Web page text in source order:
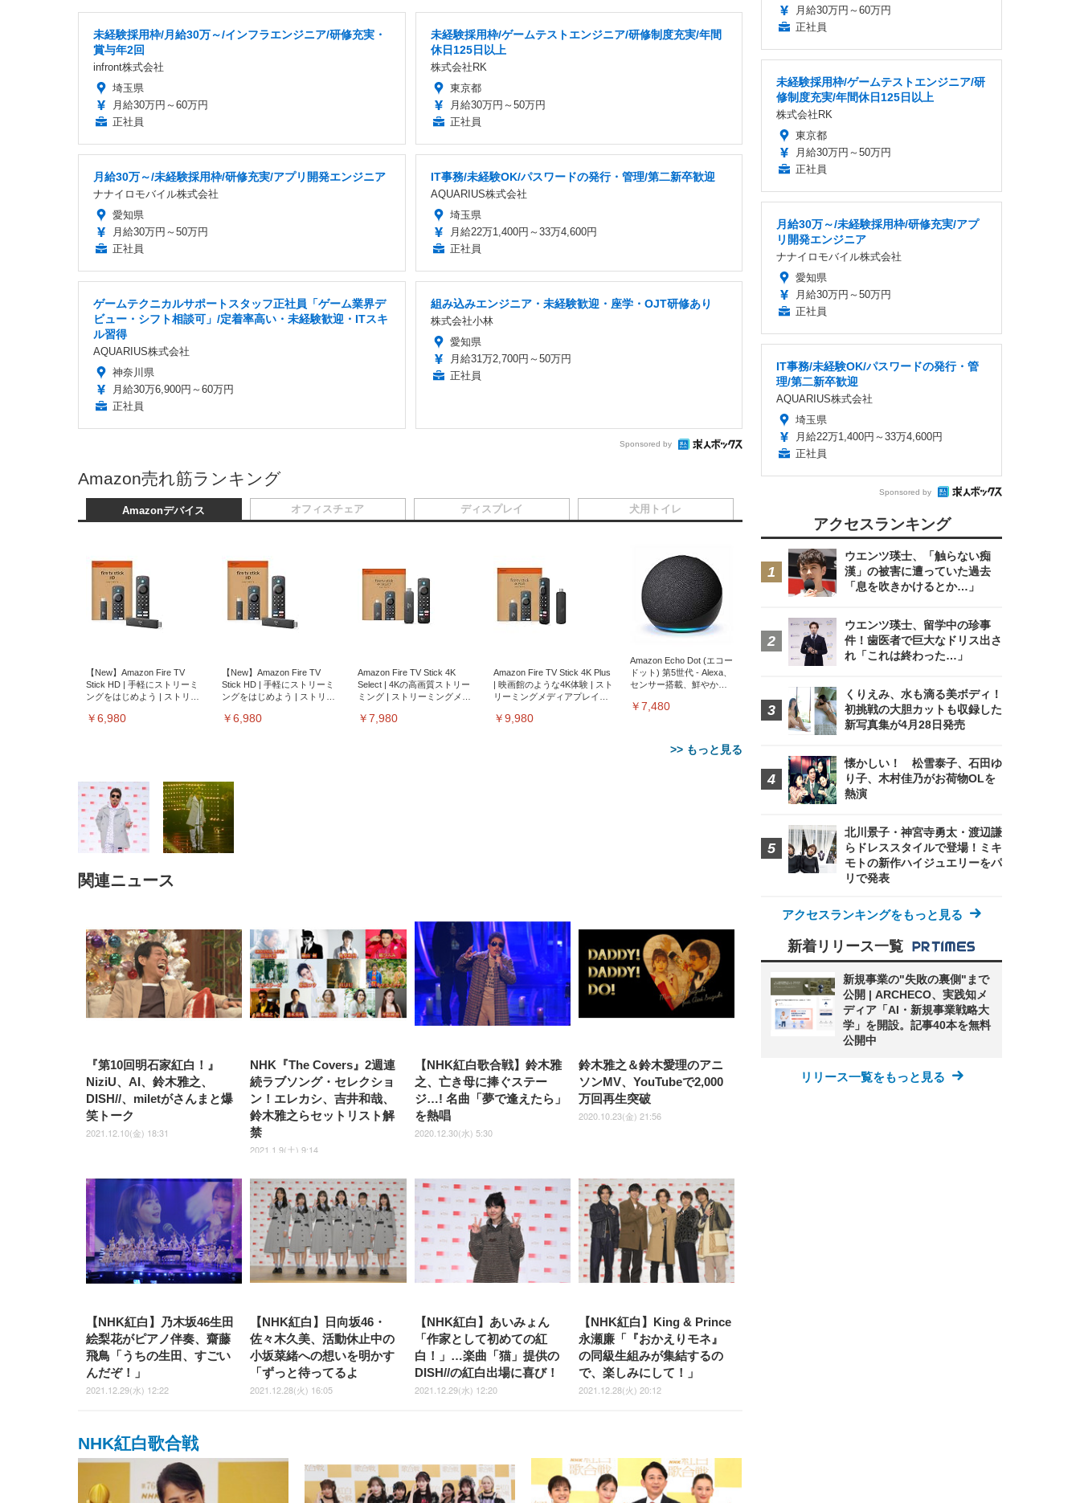
未経験採用枠/月給30万～/インフラエンジニア/研修充実・
賞与年2回
infront株式会社
埼玉県
月給30万円～60万円
正社員
未経験採用枠/ゲームテストエンジニア/研修制度充実/年間
休日125日以上
株式会社RK
東京都
月給30万円～50万円
正社員
月給30万～/未経験採用枠/研修充実/アプリ開発エンジニア
ナナイロモバイル株式会社
愛知県
月給30万円～50万円
正社員
IT事務/未経験OK/パスワードの発行・管理/第二新卒歓迎
AQUARIUS株式会社
埼玉県
月給22万1,400円～33万4,600円
正社員
ゲームテクニカルサポートスタッフ正社員「ゲーム業界デ
ビュー・シフト相談可」/定着率高い・未経験歓迎・ITスキ
ル習得
AQUARIUS株式会社
神奈川県
月給30万6,900円～60万円
正社員
組み込みエンジニア・未経験歓迎・座学・OJT研修あり
株式会社小林
愛知県
月給31万2,700円～50万円
正社員
Sponsored by
Amazon売れ筋ランキング
Amazonデバイス
【New】Amazon Fire TV
Stick HD | 手軽にストリーミ
ングをはじめよう | ストリー
￥6,980
【New】Amazon Fire TV
Stick HD | 手軽にストリーミ
ングをはじめよう | ストリー
￥6,980
Amazon Fire TV Stick 4K
Select | 4Kの高画質ストリー
ミング | ストリーミングメデ
￥7,980
Amazon Fire TV Stick 4K Plus
| 映画館のような4K体験 | スト
リーミングメディアプレイヤ
￥9,980
Amazon Echo Dot (エコー
ドット) 第5世代 - Alexa、
センサー搭載、鮮やかな
￥7,480
>> もっと見る
オフィスチェア
上げ式アームレスト コンパク
ト 約105度ロッキング pc 事務
椅子 360度回転 座面昇降 強化
ナイロン樹脂ベース 通気性メ
ッシュ 在宅ワーク H-
WY01(黒網+黒枠+黒足)
￥5,699
ア 人間工学 疲れない ブラッ
ク
￥27,999
チェア 疲れない テレワーク
チェア 強化バックレスト 30
度ロッキング機能 人間工学 椅
子 腰サポート 90度跳ね上げ
式アームレスト 3Dヘッドレス
ト ハンガー付き 高反発クッシ
ョン PCチェア 通気性メッシ
ュ ゲーミング/勉強/事務用 お
しゃれ パソコンチェア (ブラ
￥7,680
チェア 疲れない テレワーク
チェア 強化バックレスト 30度
ロッキング機能 人間工学 椅子
腰サポート 90度跳ね上げ式ア
ームレスト 3Dヘッドレスト
ハンガー付き 高反発クッショ
ン PCチェア 通気性メッシュ
ゲーミング/勉強/事務用 おし
ゃれ パソコンチェア (ホワイ
ト)
￥7,680
ポート付き 腰サポート ガ
ス圧無段階昇降 360度回
転 キャスター付き コンパ
クト 幅52×奥行58.5×高さ
84～96cm テレワーク 在
宅勤務 ブラック
￥4,139
ディスプレイ
UHD・USB Type-C・ホワイ
ト
￥105,595
UHD・USB Type-C・ホワイ
ト
￥109,572
ク付き（CFI-ZDM1J）
￥49,979
ニター フル
HD（1920×1080）VA 非光
沢 HDMI/DisplayPort/VGA
スピーカー内蔵 高さ調整 ス
イベル VESA対応
ComfortView ビジネス向け
￥15,800
ーミングモニター QD 24.5インチ
1ms FHD 量子ドット 残像低減 (3
年保証 | 輝点保証 | 日本メーカー)
￥34,980
犬用トイレ
捨て 無香料 ホワイト 300枚
￥3,373
枚) ホワイト(吸収面:ライトブ
ルー)
￥3,234
ツ L 中型犬用 26枚入り 単品
￥1,800
ック) 【Amazon.co.jp限定】
Smart Basic アイリスオーヤマ
ペットシーツ 超厚型 お徳用
ワイド 100枚入 (x 1) (ケース
販売)
￥3,670
【Amazon.co.jp限定】
￥3,731
関連ニュース
『第10回明石家紅白！』
NiziU、AI、鈴木雅之、
DISH//、miletがさんまと爆
笑トーク
2021.12.10(金) 18:31
NHK『The Covers』2週連
続ラブソング・セレクショ
ン！エレカシ、吉井和哉、
鈴木雅之らセットリスト解
禁
2021.1.9(土) 9:14
【NHK紅白歌合戦】鈴木雅
之、亡き母に捧ぐステー
ジ…! 名曲「夢で逢えたら」
を熱唱
2020.12.30(水) 5:30
鈴木雅之＆鈴木愛理のアニ
ソンMV、YouTubeで2,000
万回再生突破
2020.10.23(金) 21:56
【NHK紅白】乃木坂46生田
絵梨花がピアノ伴奏、齋藤
飛鳥「うちの生田、すごい
んだぞ！」
2021.12.29(水) 12:22
【NHK紅白】日向坂46・
佐々木久美、活動休止中の
小坂菜緒への想いを明かす
「ずっと待ってるよ
2021.12.28(火) 16:05
【NHK紅白】あいみょん
「作家として初めての紅
白！」…楽曲「猫」提供の
DISH//の紅白出場に喜び！
2021.12.29(水) 12:20
【NHK紅白】King & Prince
永瀬廉「『おかえりモネ』
の同級生組みが集結するの
で、楽しみにして！」
2021.12.28(火) 20:12
NHK紅白歌合戦
月給30万円～60万円
正社員
未経験採用枠/ゲームテストエンジニア/研
修制度充実/年間休日125日以上
株式会社RK
東京都
月給30万円～50万円
正社員
月給30万～/未経験採用枠/研修充実/アプ
リ開発エンジニア
ナナイロモバイル株式会社
愛知県
月給30万円～50万円
正社員
IT事務/未経験OK/パスワードの発行・管
理/第二新卒歓迎
AQUARIUS株式会社
埼玉県
月給22万1,400円～33万4,600円
正社員
Sponsored by
アクセスランキング
ウエンツ瑛士、「触らない痴
漢」の被害に遭っていた過去
「息を吹きかけるとか…」
ウエンツ瑛士、留学中の珍事
件！歯医者で巨大なドリス出さ
れ「これは終わった…」
くりえみ、水も滴る美ボディ！
初挑戦の大胆カットも収録した
新写真集が4月28日発売
懐かしい！ 松雪泰子、石田ゆ
り子、木村佳乃がお荷物OLを
熱演
北川景子・神宮寺勇太・渡辺謙
らドレススタイルで登場！ミキ
モトの新作ハイジュエリーをパ
リで発表
アクセスランキングをもっと見る
新着リリース一覧
新規事業の"失敗の裏側"まで
公開 | ARCHECO、実践知メ
ディア「AI・新規事業戦略大
学」を開設。記事40本を無料
公開中
リリース一覧をもっと見る